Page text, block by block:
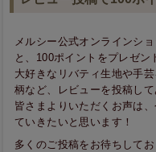
メルシー公式オンラインシ
と、100ポイントをプレゼン
大好きなリバティ生地や手
柄など、レビューを投稿し
皆さまよりいただくお声は
ていきたいと思います！
多くのご投稿をお待ちして